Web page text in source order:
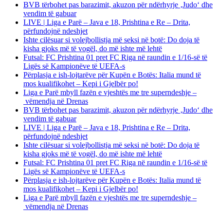
BVB tërbohet pas barazimit, akuzon për ndërhyrje ‚Judo‘ dhe
vendim të gabuar
LIVE | Liga e Parë – Java e 18, Prishtina e Re – Drita,
përfundojnë ndeshjet
Ishte cilësuar si volejbollistja më seksi në botë: Do doja të
kisha gjoks më të vogël, do më ishte më lehtë
Futsal: FC Prishtina 01 pret FC Riga në raundin e 1/16-së të
Ligës së Kampionëve të UEFA-s
Përplasja e ish-lojtarëve për Kupën e Botës: Italia mund të
mos kualifikohet – Kepi i Gjelbër po!
Liga e Parë mbyll fazën e vjeshtës me tre superndeshje –
vëmendja në Drenas
BVB tërbohet pas barazimit, akuzon për ndërhyrje ‚Judo‘ dhe
vendim të gabuar
LIVE | Liga e Parë – Java e 18, Prishtina e Re – Drita,
përfundojnë ndeshjet
Ishte cilësuar si volejbollistja më seksi në botë: Do doja të
kisha gjoks më të vogël, do më ishte më lehtë
Futsal: FC Prishtina 01 pret FC Riga në raundin e 1/16-së të
Ligës së Kampionëve të UEFA-s
Përplasja e ish-lojtarëve për Kupën e Botës: Italia mund të
mos kualifikohet – Kepi i Gjelbër po!
Liga e Parë mbyll fazën e vjeshtës me tre superndeshje –
vëmendja në Drenas